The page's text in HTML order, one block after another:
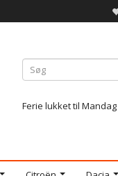
Ferie lukket til Mandag